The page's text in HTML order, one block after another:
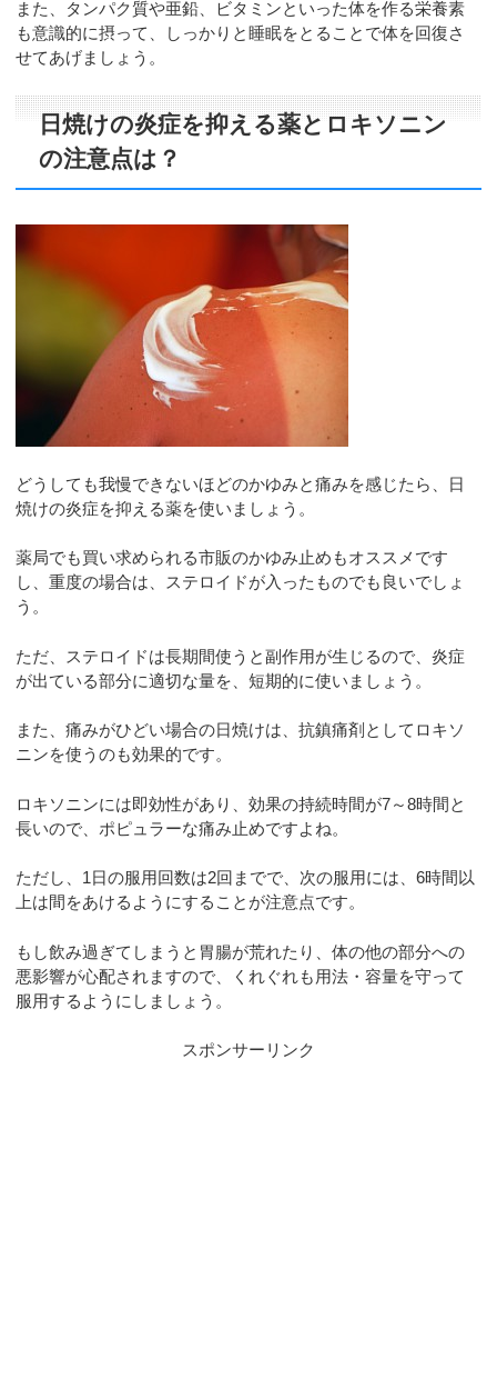
また、タンパク質や亜鉛、ビタミンといった体を作る栄養素
も意識的に摂って、しっかりと睡眠をとることで体を回復さ
せてあげましょう。
日焼けの炎症を抑える薬とロキソニン
の注意点は？
どうしても我慢できないほどのかゆみと痛みを感じたら、日
焼けの炎症を抑える薬を使いましょう。
薬局でも買い求められる市販のかゆみ止めもオススメです
し、重度の場合は、ステロイドが入ったものでも良いでしょ
う。
ただ、ステロイドは長期間使うと副作用が生じるので、炎症
が出ている部分に適切な量を、短期的に使いましょう。
また、痛みがひどい場合の日焼けは、抗鎮痛剤としてロキソ
ニンを使うのも効果的です。
ロキソニンには即効性があり、効果の持続時間が7～8時間と
長いので、ポピュラーな痛み止めですよね。
ただし、1日の服用回数は2回までで、次の服用には、6時間以
上は間をあけるようにすることが注意点です。
もし飲み過ぎてしまうと胃腸が荒れたり、体の他の部分への
悪影響が心配されますので、くれぐれも用法・容量を守って
服用するようにしましょう。
スポンサーリンク